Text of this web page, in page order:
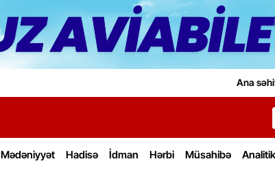
Ana
Mədəniyyət Hadisə İdman Hərbi Müsahibə